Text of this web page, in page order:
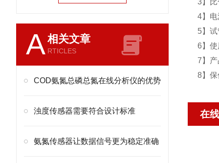
A相关文章
RTICLES
COD氨氮总磷总氮在线分析仪的优势
浊度传感器需要符合设计标准
氨氮传感器让数据信号更为稳定准确
3】
4】
5】
6】
7】
8】
在